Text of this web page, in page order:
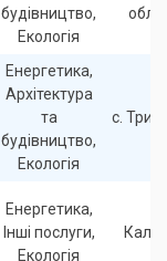
будівництво,
Екологія
Енергетика,
Архітектура
та
будівництво,
Екологія
с.
Енергетика,
Інші послуги,
Екологія